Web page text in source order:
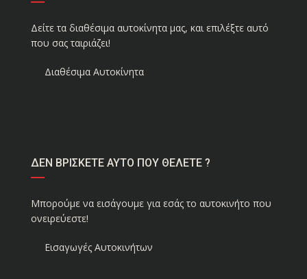
Δείτε τα διαθέσιμα αυτοκίνητα μας, και επιλέξτε αυτό
που σας ταιριάζει!
Διαθέσιμα Αυτοκίνητα
ΔΕΝ ΒΡΙΣΚΕΤΕ ΑΥΤΟ ΠΟΥ ΘΕΛΕΤΕ ?
Μπορούμε να εισάγουμε για εσάς το αυτοκινήτο που
ονειρεύεστε!
Εισαγωγές Αυτοκινήτων